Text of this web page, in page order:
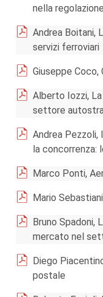
nella
Andrea Boitani,
servizi ferroviari
Giuseppe Coco,
Alberto Iozzi,
settore
Andrea
la concorrenza:
Marco Ponti,
Mario
Bruno Spadoni,
mercato nel
Diego
postale